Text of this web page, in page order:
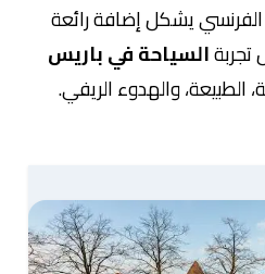
يشكل إضافة رائعة
السياحة في باريس
الطبيعة، والهدوء الريفي.